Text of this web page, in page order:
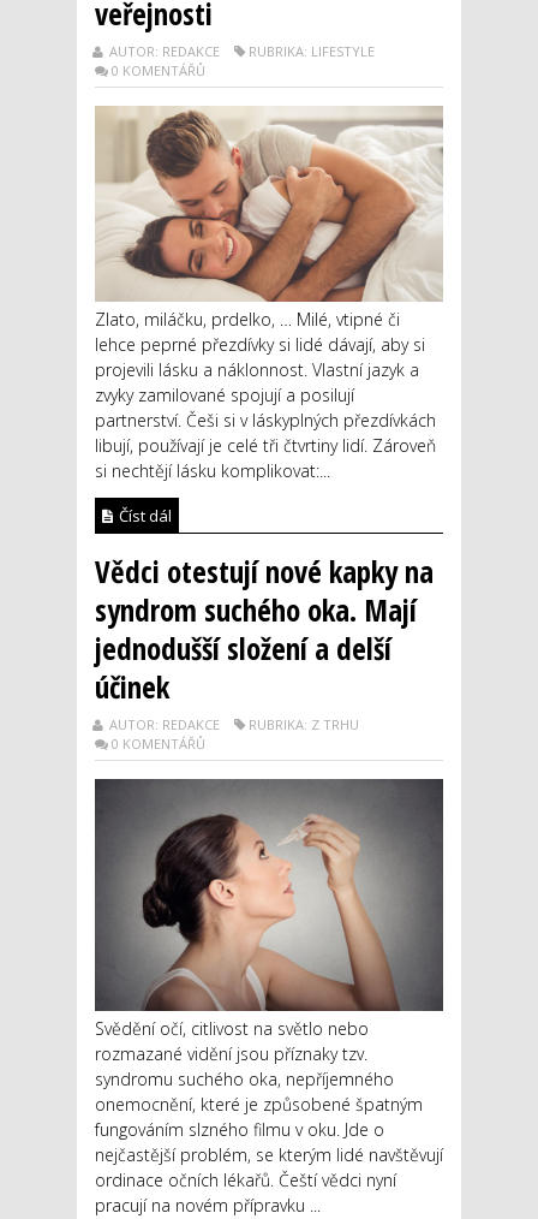
veřejnosti
AUTOR: REDAKCE
RUBRIKA: LIFESTYLE
0 KOMENTÁŘŮ
Zlato, miláčku, prdelko, … Milé, vtipné či
lehce peprné přezdívky si lidé dávají, aby si
projevili lásku a náklonnost. Vlastní jazyk a
zvyky zamilované spojují a posilují
partnerství. Češi si v láskyplných přezdívkách
libují, používají je celé tři čtvrtiny lidí. Zároveň
si nechtějí lásku komplikovat:...
Číst dál
Vědci otestují nové kapky na
syndrom suchého oka. Mají
jednodušší složení a delší
účinek
AUTOR: REDAKCE
RUBRIKA: Z TRHU
0 KOMENTÁŘŮ
Svědění očí, citlivost na světlo nebo
rozmazané vidění jsou příznaky tzv.
syndromu suchého oka, nepříjemného
onemocnění, které je způsobené špatným
fungováním slzného filmu v oku. Jde o
nejčastější problém, se kterým lidé navštěvují
ordinace očních lékařů. Čeští vědci nyní
pracují na novém přípravku ...